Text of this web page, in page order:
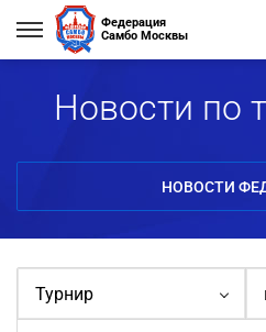
Федерация
Самбо Москвы
Новости по
НОВОСТИ
Турнир